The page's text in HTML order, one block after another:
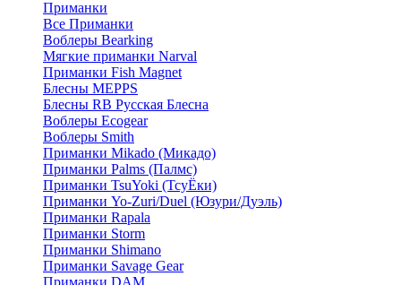
Приманки
Все Приманки
Воблеры Bearking
Мягкие приманки Narval
Приманки Fish Magnet
Блесны MEPPS
Блесны RB Русская Блесна
Воблеры Ecogear
Воблеры Smith
Приманки Mikado (Микадо)
Приманки Palms (Палмс)
Приманки TsuYoki (ТсуЁки)
Приманки Yo-Zuri/Duel (Юзури/Дуэль)
Приманки Rapala
Приманки Storm
Приманки Shimano
Приманки Savage Gear
Приманки DAM